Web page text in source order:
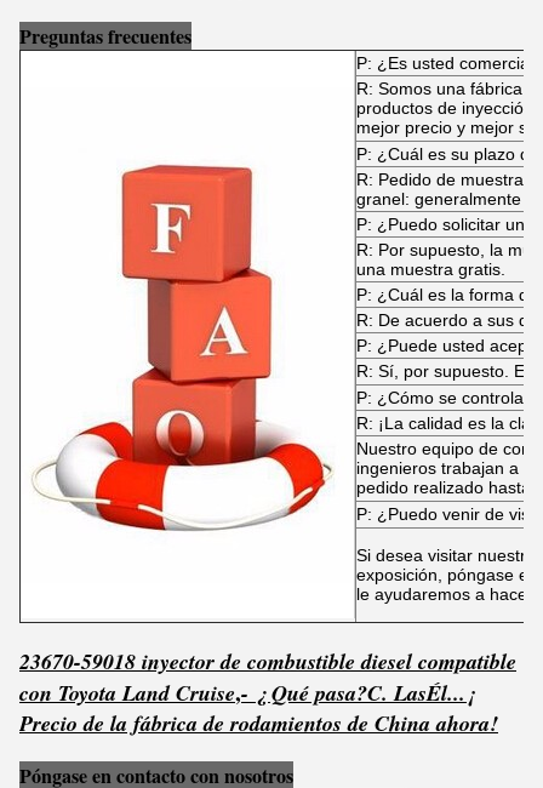
Preguntas frecuentes
P: ¿Es usted
R: Somos una fábrica
productos de inyección
mejor precio y mejor
P: ¿Cuál es su plazo
R: Pedido de
granel: generalmente
P: ¿Puedo solicitar una
R: Por supuesto, la
una muestra gratis.
P: ¿Cuál es la forma
R: De acuerdo a sus
P: ¿Puede usted
R: Sí, por supuesto. El
P: ¿Cómo se controla
R: ¡La calidad es la
Nuestro equipo de
ingenieros trabajan a
pedido realizado hasta
P: ¿Puedo venir de
Si desea visitar
exposición, póngase
le ayudaremos a hacer
23670-59018 inyector de combustible diesel compatible
con Toyota Land Cruise,- ¿ Qué pasa?C. LasÉl... ¡
Precio de la fábrica de rodamientos de China ahora!
Póngase en contacto con nosotros